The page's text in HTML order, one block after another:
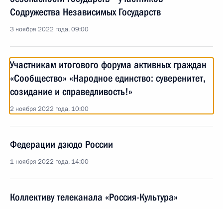
Содружества Независимых Государств
3 ноября 2022 года, 09:00
Участникам итогового форума активных граждан
«Сообщество» «Народное единство: суверенитет,
созидание и справедливость!»
2 ноября 2022 года, 10:00
Федерации дзюдо России
1 ноября 2022 года, 14:00
Коллективу телеканала «Россия-Культура»